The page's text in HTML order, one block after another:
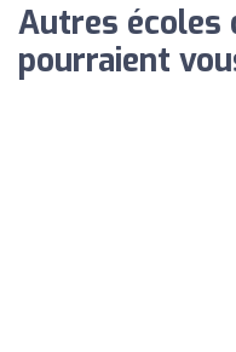
Autres écoles
pourraient